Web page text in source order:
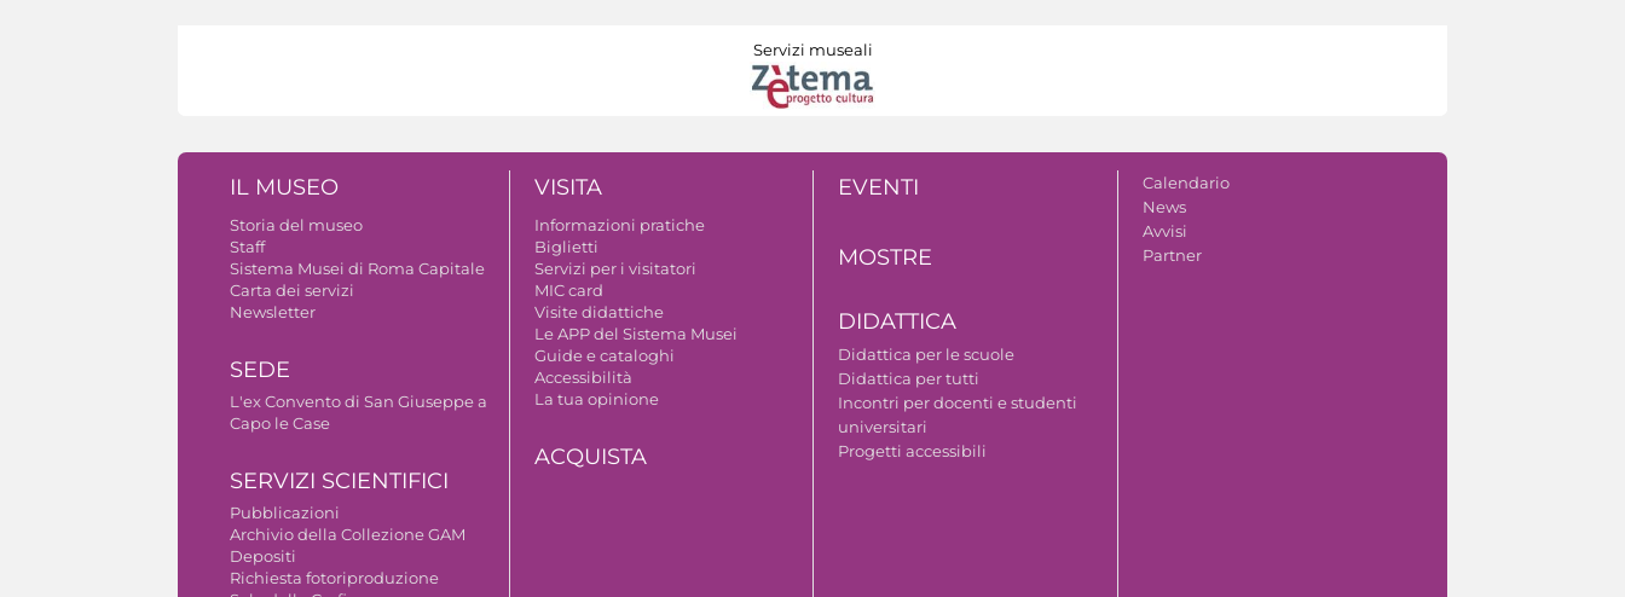
Servizi museali
IL MUSEO
Storia del museo
Staff
Sistema Musei di Roma Capitale
Carta dei servizi
Newsletter
SEDE
L'ex Convento di San Giuseppe a
Capo le Case
SERVIZI SCIENTIFICI
Pubblicazioni
Archivio della Collezione GAM
Depositi
Richiesta fotoriproduzione
VISITA
Informazioni pratiche
Biglietti
Servizi per i visitatori
MIC card
Visite didattiche
Le APP del Sistema Musei
Guide e cataloghi
Accessibilità
La tua opinione
ACQUISTA
EVENTI
MOSTRE
DIDATTICA
Didattica per le scuole
Didattica per tutti
Incontri per docenti e studenti
universitari
Progetti accessibili
Calendario
News
Avvisi
Partner